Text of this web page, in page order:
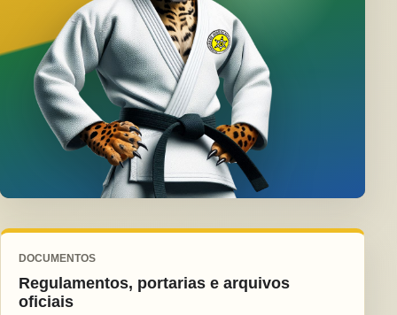
DOCUMENTOS
Regulamentos, portarias e arquivos
oficiais